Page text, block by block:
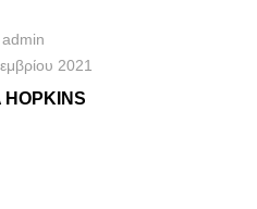
admin
2021
HOPKINS